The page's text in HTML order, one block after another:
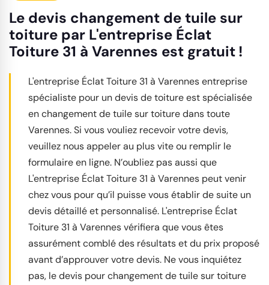
Le devis changement de tuile sur
toiture par L'entreprise Éclat
Toiture 31 à Varennes est gratuit !
L'entreprise Éclat Toiture 31 à Varennes entreprise
spécialiste pour un devis de toiture est spécialisée
en changement de tuile sur toiture dans toute
Varennes. Si vous vouliez recevoir votre devis,
veuillez nous appeler au plus vite ou remplir le
formulaire en ligne. N’oubliez pas aussi que
L'entreprise Éclat Toiture 31 à Varennes peut venir
chez vous pour qu’il puisse vous établir de suite un
devis détaillé et personnalisé. L'entreprise Éclat
Toiture 31 à Varennes vérifiera que vous êtes
assurément comblé des résultats et du prix proposé
avant d’approuver votre devis. Ne vous inquiétez
pas, le devis pour changement de tuile sur toiture